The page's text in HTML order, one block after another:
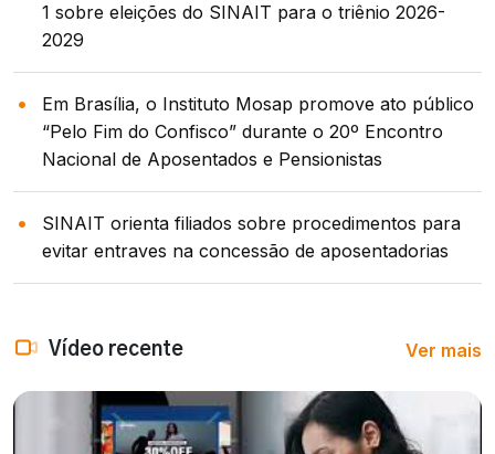
1 sobre eleições do SINAIT para o triênio 2026-
2029
Em Brasília, o Instituto Mosap promove ato público
“Pelo Fim do Confisco” durante o 20º Encontro
Nacional de Aposentados e Pensionistas
SINAIT orienta filiados sobre procedimentos para
evitar entraves na concessão de aposentadorias
Vídeo recente Ver mais